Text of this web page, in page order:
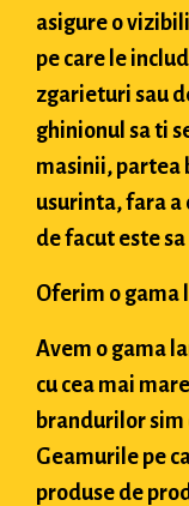
asigure o
pe care le
zgarieturi sau
ghinionul sa ti
masinii, partea
usurinta, fara a
de facut este sa
Oferim o gama
Avem o gama
cu cea mai
brandurilor
Geamurile pe
produse de